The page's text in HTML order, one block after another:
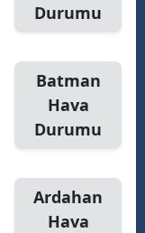
Durumu
Batman
Hava
Durumu
Ardahan
Hava